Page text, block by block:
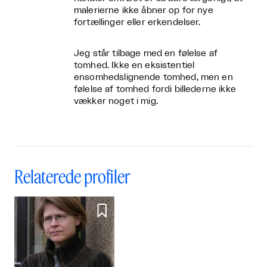
malerierne ikke åbner op for nye
fortællinger eller erkendelser.
Jeg står tilbage med en følelse af
tomhed. Ikke en eksistentiel
ensomhedslignende tomhed, men en
følelse af tomhed fordi billederne ikke
vækker noget i mig.
Relaterede profiler
